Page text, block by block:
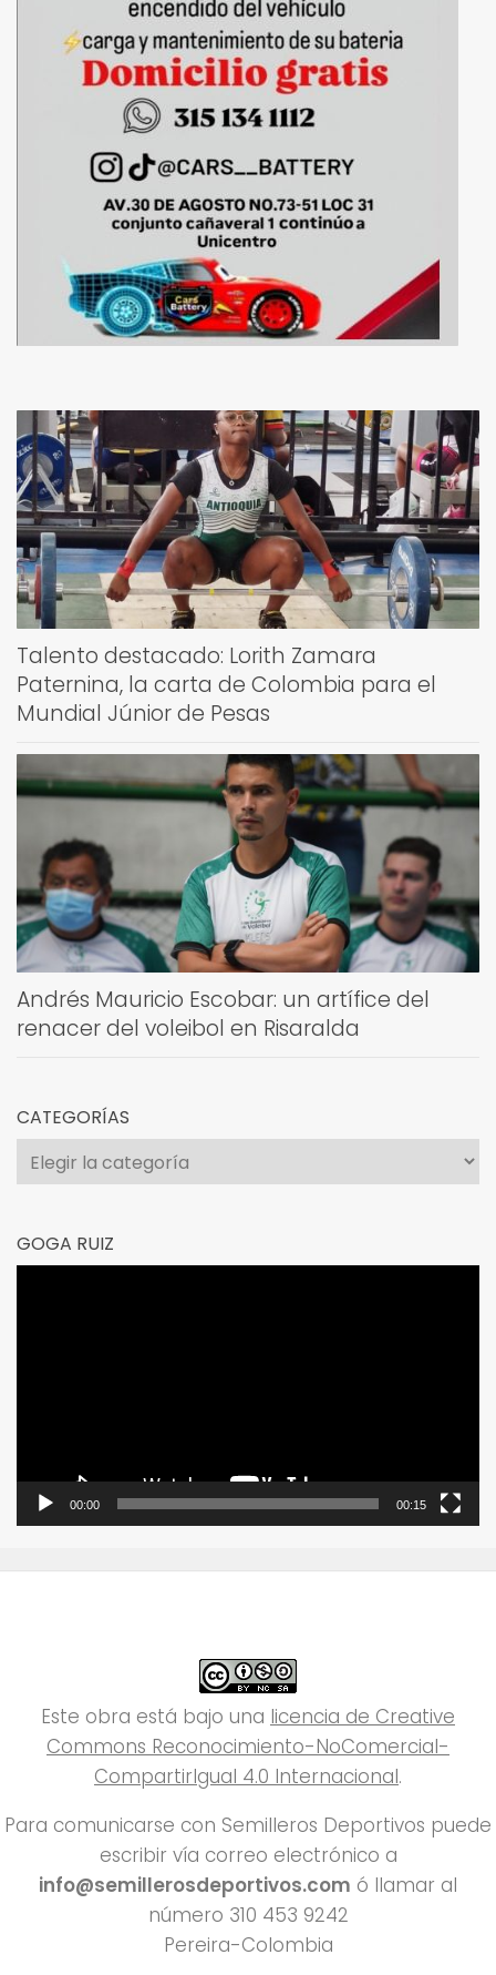
Talento destacado: Lorith Zamara
Paternina, la carta de Colombia para el
Mundial Júnior de Pesas
Andrés Mauricio Escobar: un artífice del
renacer del voleibol en Risaralda
CATEGORÍAS
Categorías
GOGA RUIZ
00:00 00:15
Este obra está bajo una licencia de Creative
Commons Reconocimiento-NoComercial-
CompartirIgual 4.0 Internacional.
Para comunicarse con Semilleros Deportivos puede
escribir vía correo electrónico a
info@semillerosdeportivos.com ó llamar al
número 310 453 9242
Pereira-Colombia